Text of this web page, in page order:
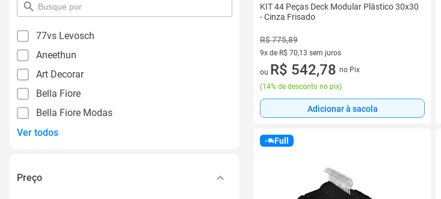
pesquisar
por
77vs Levosch
Aneethun
Art Decorar
Bella Fiore
Bella Fiore Modas
Ver todos
Preço
KIT 44 Peças Deck Modular Plástico 30x30
- Cinza Frisado
R$ 775,89
9x de R$ 70,13 sem juros
9 vez de R$ 70,13 sem juros
ou R$ 542,78 no Pix
(14% de desconto no pix)
Adicionar à sacola
Full